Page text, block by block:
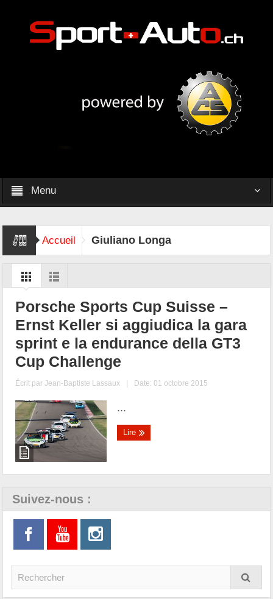
Menu
Accueil Giuliano Longa
Porsche Sports Cup Suisse –
Ernst Keller si aggiudica la gara
sprint e la endurance della GT3
Cup Challenge
Écrit parJean-Baptiste Lassaux | Date: 01 octobre 2015
...
Lire
Suivez-nous :